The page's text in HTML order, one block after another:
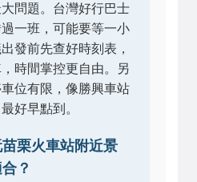
問題。台灣好行巴士
一班，可能要等一小
發前先查好時刻表，
時間掌控更自由。另
位有限，像勝興車站
好早點到。
栗火車站附近景
？